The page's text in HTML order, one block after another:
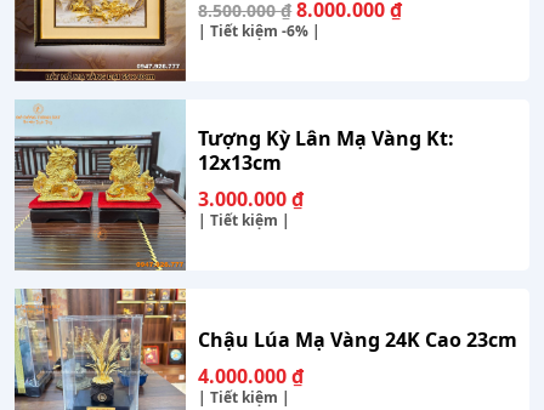
8.500.000₫Giá
gốc
8.000.000₫Giá
| Tiết kiệm-6% |
Tượng Kỳ Lân Mạ Vàng Kt:
12x13cm
3.000.000₫
| Tiết kiệm |
Chậu Lúa Mạ Vàng 24K Cao 23cm
4.000.000₫
| Tiết kiệm |